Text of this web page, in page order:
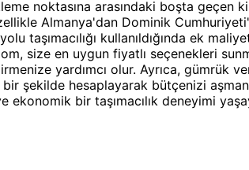
noktasına arasındaki boşta geçen
Almanya'dan Dominik
taşımacılığı kullanıldığında ek
size en uygun fiyatlı seçenekleri
yardımcı olur. Ayrıca, gümrük
şekilde hesaplayarak bütçenizi
bir taşımacılık deneyimi